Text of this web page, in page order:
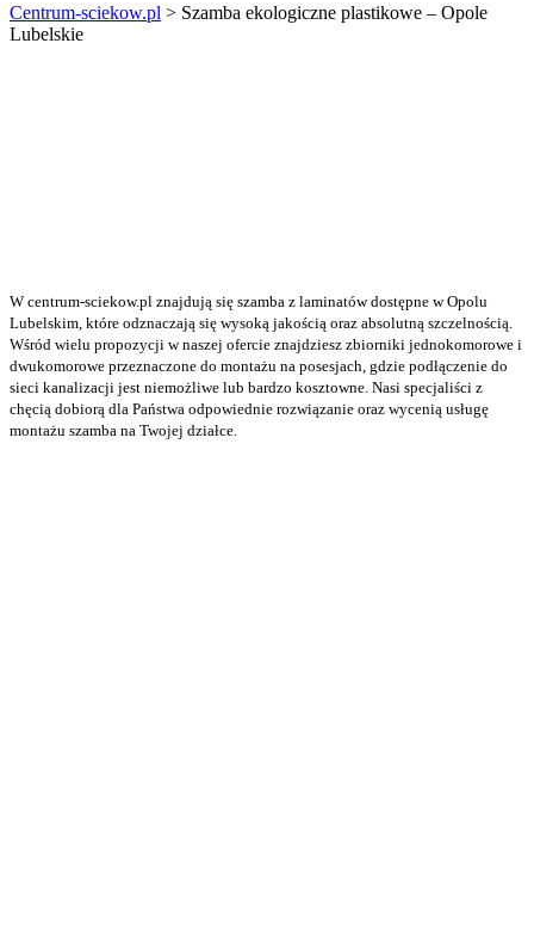
Centrum-sciekow.pl > Szamba ekologiczne plastikowe – Opole
Lubelskie
W centrum-sciekow.pl znajdują się szamba z laminatów dostępne w Opolu
Lubelskim, które odznaczają się wysoką jakością oraz absolutną szczelnością.
Wśród wielu propozycji w naszej ofercie znajdziesz zbiorniki jednokomorowe i
dwukomorowe przeznaczone do montażu na posesjach, gdzie podłączenie do
sieci kanalizacji jest niemożliwe lub bardzo kosztowne. Nasi specjaliści z
chęcią dobiorą dla Państwa odpowiednie rozwiązanie oraz wycenią usługę
montażu szamba na Twojej działce.